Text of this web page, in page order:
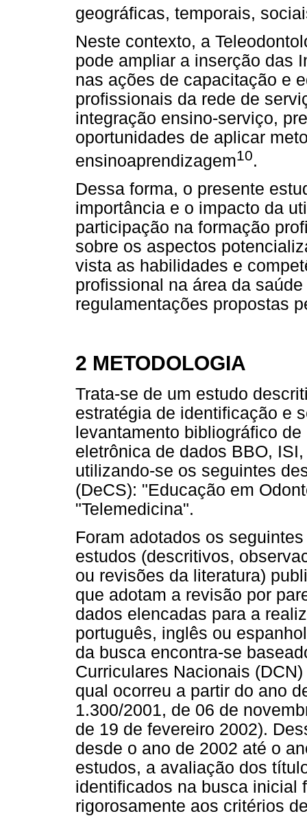
geográficas, temporais,
Neste contexto, a
pode ampliar a inserção das
nas ações de capacitação e
profissionais da rede de
integração ensino-serviço,
oportunidades de aplicar
ensinoaprendizagem10.
Dessa forma, o presente
importância e o impacto da
participação na formação
sobre os aspectos
vista as habilidades e
profissional na área da
regulamentações propostas
2 METODOLOGIA
Trata-se de um estudo
estratégia de identificação e
levantamento bibliográfico
eletrônica de dados BBO,
utilizando-se os seguintes
(DeCS): "Educação em
"Telemedicina".
Foram adotados os
estudos (descritivos,
ou revisões da literatura)
que adotam a revisão por
dados elencadas para a
português, inglês ou
da busca encontra-se
Curriculares Nacionais
qual ocorreu a partir do ano
1.300/2001, de 06 de
de 19 de fevereiro 2002).
desde o ano de 2002 até o
estudos, a avaliação dos
identificados na busca inicial
rigorosamente aos critérios